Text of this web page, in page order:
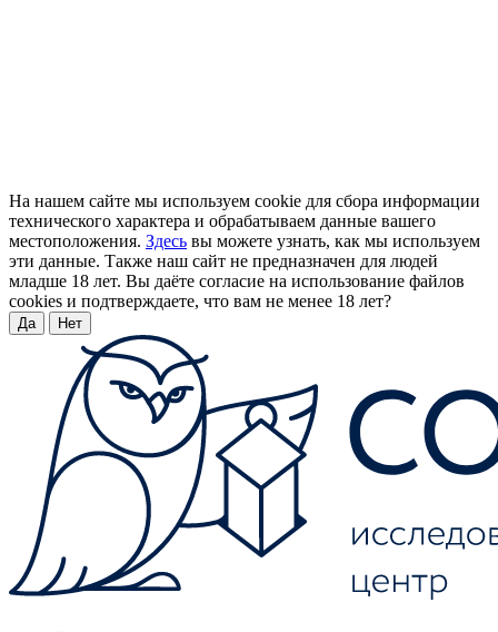
На нашем сайте мы используем cookie для сбора информации
технического характера и обрабатываем данные вашего
местоположения. Здесь вы можете узнать, как мы используем
эти данные. Также наш сайт не предназначен для людей
младше 18 лет. Вы даёте согласие на использование файлов
cookies и подтверждаете, что вам не менее 18 лет?
Да Нет